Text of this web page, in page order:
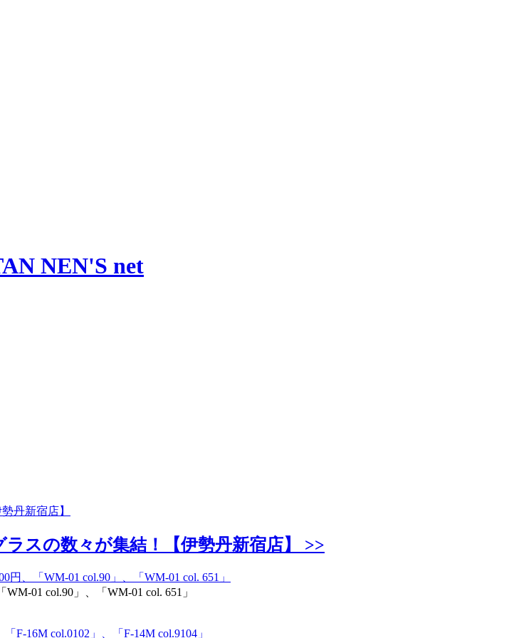
NEN'S net
丹新宿店】
スの数々が集結！【伊勢丹新宿店】 >>
01 col.90」、「WM-01 col. 651」